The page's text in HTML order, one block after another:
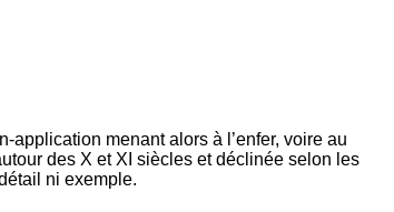
menant alors à l’enfer, voire au
des X et XI siècles et déclinée selon les
ni exemple.